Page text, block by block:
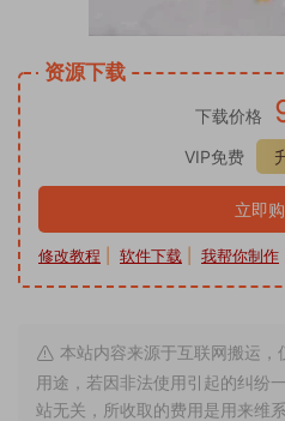
资源下载
下载价格
VIP免费
立即
修改教程 软件下载 我帮你制作
本站内容来源于互联网搬运
用途，若因非法使用引起的纠纷
站无关，所收取的费用是用来维